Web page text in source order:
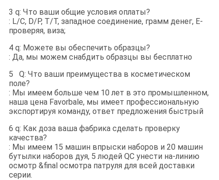
3 q: Что ваши общие условия оплаты?
: L/C, D/P, T/T, западное соединение, грамм денег, E-
проверяя, виза;
4 q: Можете вы обеспечить образцы?
: Да, мы можем снабдить образцы вы бесплатно
5 Q: Что ваши преимущества в косметическом
поле?
: Мы имеем больше чем 10 лет в это промышленном,
наша цена Favorbale, мы имеет профессиональную
экспортируя команду, ответ предложения быстрый
6 q: Как доза ваша фабрика сделать проверку
качества?
: Мы имеем 15 машин впрыски наборов и 20 машин
бутылки наборов дуя, 5 людей QC унести на-линию
осмотр &final осмотра патруля для всей доставки
серии.